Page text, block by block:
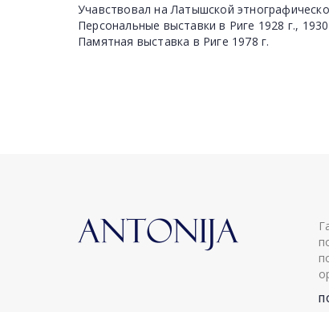
Учавствовал на Латышской
Персональные выставки в Риге 1928 г., 1930
Памятная выставка в Риге 1978 г.